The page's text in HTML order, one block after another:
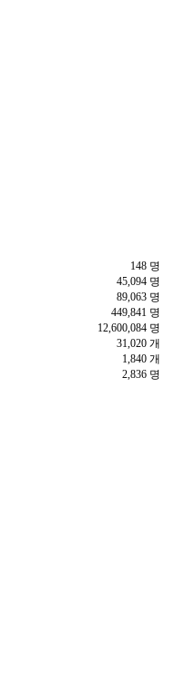
148 명
45,094 명
89,063 명
449,841 명
12,600,084 명
31,020 개
1,840 개
2,836 명